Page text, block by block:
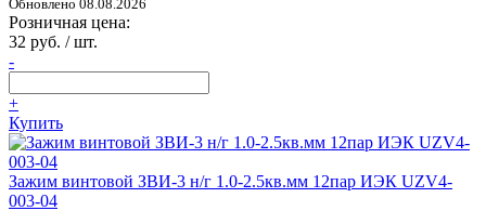
Обновлено 08.08.2026
Розничная цена:
32 руб. / шт.
-
+
Купить
Зажим винтовой ЗВИ-3 н/г 1.0-2.5кв.мм 12пар ИЭК UZV4-
003-04